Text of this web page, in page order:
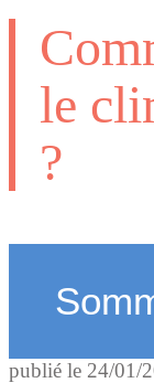
le
?
publié le 24/01/